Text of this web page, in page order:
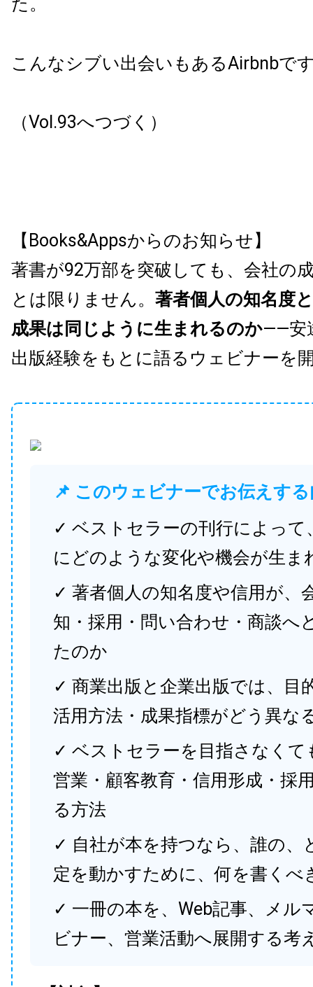
こんなシブい出会いもあるAirbnbで
（Vol.93へつづく）
【Books&Appsからのお知らせ】
著書が92万部を突破しても、会社の
とは限りません。 著者個人の知名度
成果は同じように生まれるのか——安
出版経験をもとに語るウェビナーを
📌 このウェビナーでお伝えす
✓ ベストセラーの刊行によって
にどのような変化や機会が生ま
✓ 著者個人の知名度や信用が、
知・採用・問い合わせ・商談へ
たのか
✓ 商業出版と企業出版では、目
活用方法・成果指標がどう異な
✓ ベストセラーを目指さなくて
営業・顧客教育・信用形成・採
る方法
✓ 自社が本を持つなら、誰の、
定を動かすために、何を書くべ
✓ 一冊の本を、Web記事、メル
ビナー、営業活動へ展開する考